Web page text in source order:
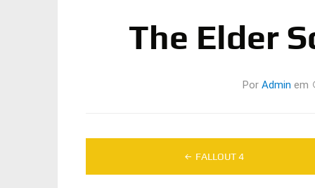
The Elder
Por Admin em
Navegação
de
FALLOUT 4